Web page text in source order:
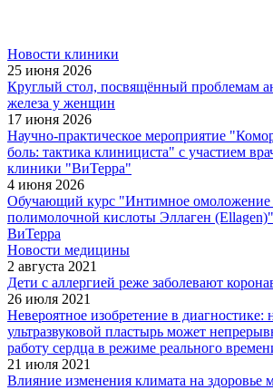
Новости клиники
25 июня 2026
Круглый стол, посвящённый проблемам
железа у женщин
17 июня 2026
Научно-практическое мероприятие
боль: тактика клинициста" с участием
клиники "ВиТерра"
4 июня 2026
Обучающий курс "Интимное омоложение
полимолочной кислоты Эллаген
ВиТерра
Новости медицины
2 августа 2021
Дети с аллергией реже заболевают
26 июля 2021
Невероятное изобретение в диагностике:
ультразвуковой пластырь может
работу сердца в режиме реального
21 июля 2021
Влияние изменения климата на здоровье